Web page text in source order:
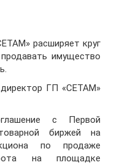
расширяет круг
имущество
ГП «СЕТАМ»
с Первой
биржей на
по продаже
на площадке